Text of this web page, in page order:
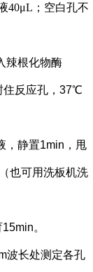
40μL； 空白孔不
辣根化物酶
住反应孔，37℃
，静置1min，甩
也可用洗板机洗
。
波长处测定各孔